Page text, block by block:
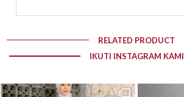
RELATED PRODUCT
IKUTI INSTAGRAM KAMI